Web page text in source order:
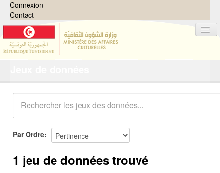
Connexion
Contact
Organisations
Groupes
Demandes 0
À propos
Par Ordre
1 jeu de données trouvé